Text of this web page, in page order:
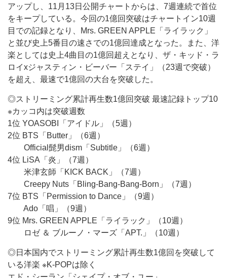
アップし、11月13日公開チャートからは、7週連続で首位
をキープしている。今回の1億回突破はチャートイン10週
目での記録となり、Mrs. GREEN APPLE「ライラック」
と並び史上5番目の速さでの1億回達成となった。また、洋
楽としては史上4曲目の1億回超えとなり、ザ・キッド・ラ
ロイxジャスティン・ビーバー「ステイ」（23週で突破）
を超え、最速で1億回の大台を突破した。
◎ストリーミング累計再生数1億回突破 最速記録トップ10
※カッコ内は突破週数
1位 YOASOBI「アイドル」（5週）
2位 BTS「Butter」（6週）
Official髭男dism「Subtitle」（6週）
4位 LiSA「炎」（7週）
米津玄師「KICK BACK」（7週）
Creepy Nuts「Bling-Bang-Bang-Born」（7週）
7位 BTS「Permission to Dance」（9週）
Ado「唱」（9週）
9位 Mrs. GREEN APPLE「ライラック」（10週）
ロゼ ＆ ブルーノ・マーズ「APT.」（10週）
◎日本国内でストリーミング累計再生数1億回を突破して
いる洋楽 ※K-POPは除く